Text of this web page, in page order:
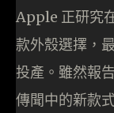
Apple 正研究
款外殼選擇，
投產。雖然報
傳聞中的新款